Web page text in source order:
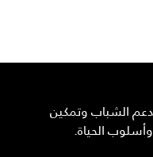
الشباب وتمكين
الحياة.